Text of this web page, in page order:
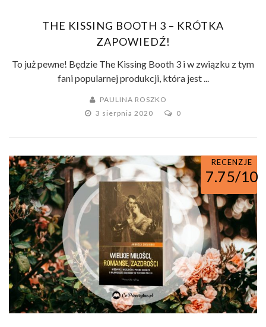
THE KISSING BOOTH 3 – KRÓTKA
ZAPOWIEDŹ!
To już pewne! Będzie The Kissing Booth 3 i w związku z tym
fani popularnej produkcji, która jest ...
PAULINA ROSZKO
3 sierpnia 2020
0
RECENZJE
7.75/10